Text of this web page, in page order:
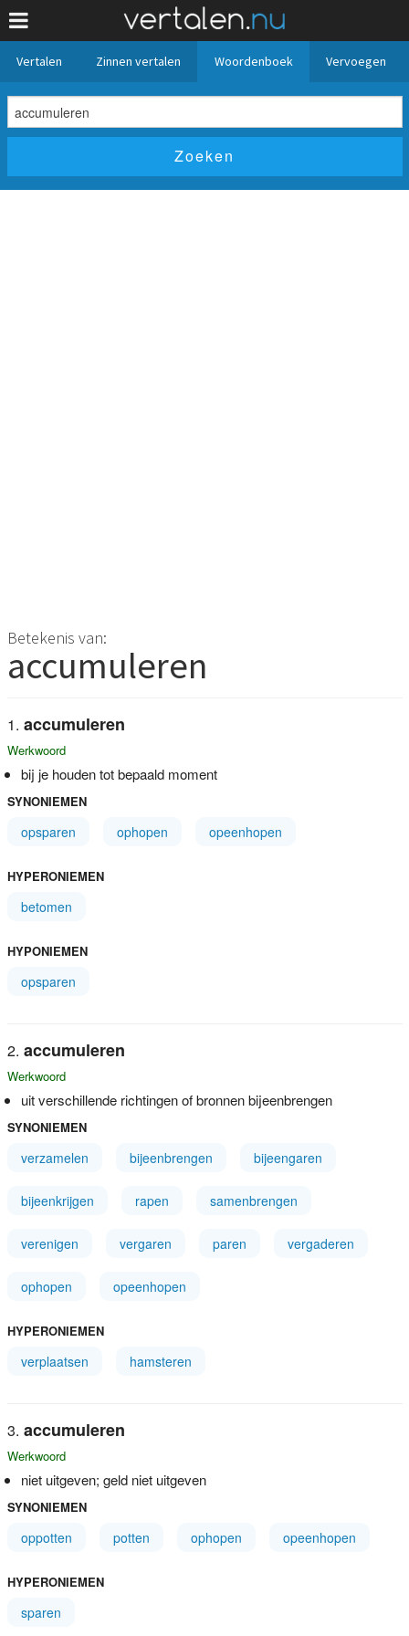
Vertalen Zinnen vertalen Woordenboek Vervoegen
Betekenis van:
accumuleren
accumuleren
Werkwoord
bij je houden tot bepaald moment
SYNONIEMEN
opsparen ophopen opeenhopen
HYPERONIEMEN
betomen
HYPONIEMEN
opsparen
accumuleren
Werkwoord
uit verschillende richtingen of bronnen bijeenbrengen
SYNONIEMEN
verzamelen bijeenbrengen bijeengaren
bijeenkrijgen rapen samenbrengen
verenigen vergaren paren vergaderen
ophopen opeenhopen
HYPERONIEMEN
verplaatsen hamsteren
accumuleren
Werkwoord
niet uitgeven; geld niet uitgeven
SYNONIEMEN
oppotten potten ophopen opeenhopen
HYPERONIEMEN
sparen